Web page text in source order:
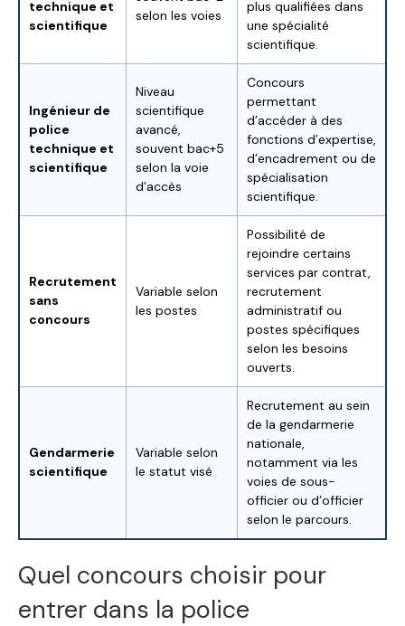
technique et
scientifique
selon les voies
plus qualifiées dans
une spécialité
scientifique.
Ingénieur de
police
technique et
scientifique
Niveau
scientifique
avancé,
souvent bac+5
selon la voie
d’accès
Concours
permettant
d’accéder à des
fonctions d’expertise,
d’encadrement ou de
spécialisation
scientifique.
Recrutement
sans
concours
Variable selon
les postes
Possibilité de
rejoindre certains
services par contrat,
recrutement
administratif ou
postes spécifiques
selon les besoins
ouverts.
Gendarmerie
scientifique
Variable selon
le statut visé
Recrutement au sein
de la gendarmerie
nationale,
notamment via les
voies de sous-
officier ou d’officier
selon le parcours.
Quel concours choisir pour
entrer dans la police